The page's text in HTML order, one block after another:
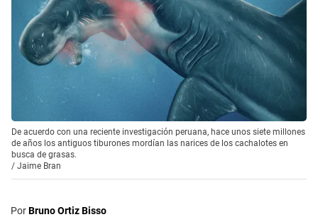
De acuerdo con una reciente investigación peruana, hace unos siete millones
de años los antiguos tiburones mordían las narices de los cachalotes en
busca de grasas.
/ Jaime Bran
PorBruno Ortiz Bisso